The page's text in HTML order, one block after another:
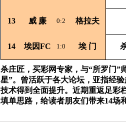
13 威 廉 0:2 格拉夫
14 埃因FC 1:0 埃 门
杀庄匠，买彩网专家，与“所罗门”
星”。曾活跃于各大论坛，亚指经
技术得到全面提升。近期重返足彩
填单思路，给读者朋友们带来14场